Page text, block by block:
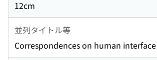
12cm
並列タイトル等
Correspondences on human interface